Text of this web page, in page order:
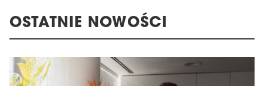
OSTATNIE NOWOŚCI